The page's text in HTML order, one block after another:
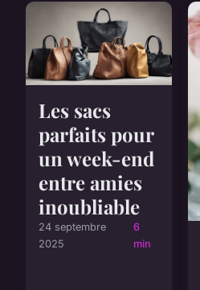
Les sacs
parfaits pour
un week-end
entre amies
inoubliable
24 septembre
2025
6
min